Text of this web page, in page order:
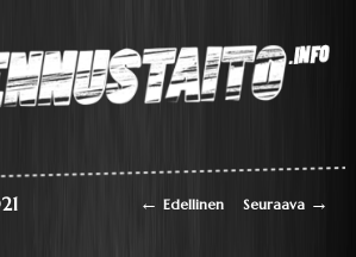
Artikkelien selaus
← Edellinen Seuraava →